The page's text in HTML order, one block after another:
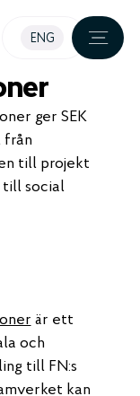
ENG
ger SEK
från
till projekt
till social
är ett
och
till FN:s
kan